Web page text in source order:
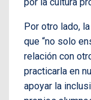
por la cultura
Por otro lado,
que “no solo
relación con
practicarla en
apoyar la